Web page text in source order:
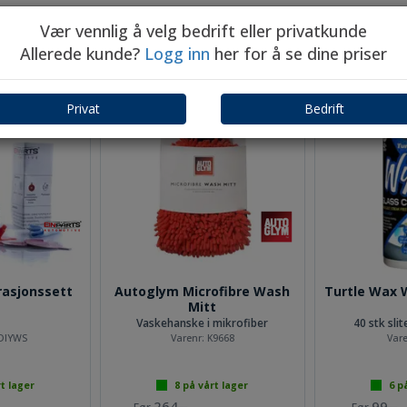
Andre kjøpte dette:
107x45
146
lager
krympe Kabelskosett 180
deler
med krympe og lim i boks
Varenr:KABSKO01
100+på vårt lager
Liten
6 meter LC1
100+
Vær vennlig å velg bedrift eller privatkunde
Allerede kunde? Logg inn her for å se dine priser
Privat Bedrift